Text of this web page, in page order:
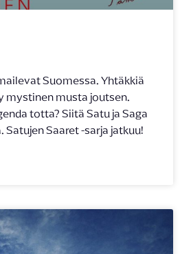
Suomessa. Yhtäkkiä
mystinen musta joutsen.
totta? Siitä Satu ja Saga
Saaret -sarja jatkuu!